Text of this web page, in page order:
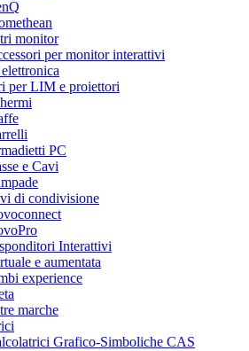
monitor
per monitor interattivi
per LIM e proiettori
PC
e Cavi
di condivisione
Interattivi
e aumentata
experience
marche
Grafico-Simboliche CAS